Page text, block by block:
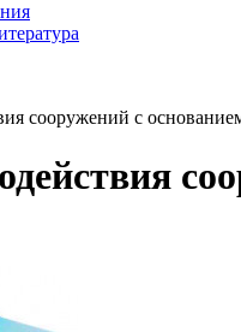
сооружений с